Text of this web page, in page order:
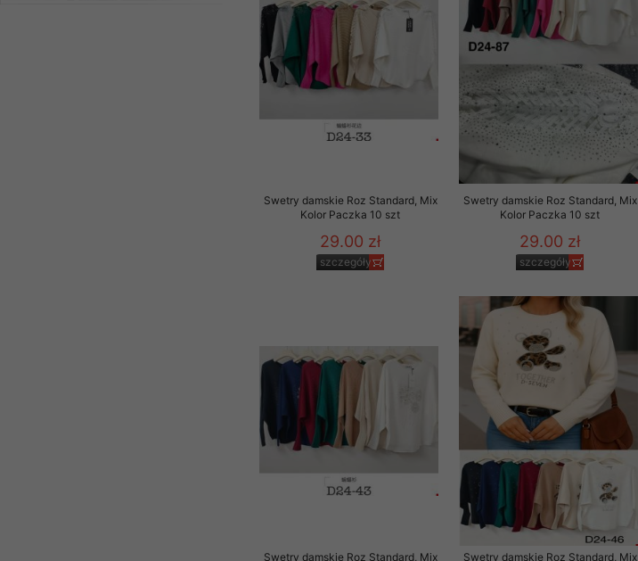
Swetry damskie Roz Standard, Mix
Kolor Paczka 10 szt
29.00 zł
szczegóły
Swetry damskie Roz Standard, Mix
Kolor Paczka 10 szt
29.00 zł
szczegóły
Swetry damskie Roz Standard, Mix Swetry damskie Roz Standard, Mix